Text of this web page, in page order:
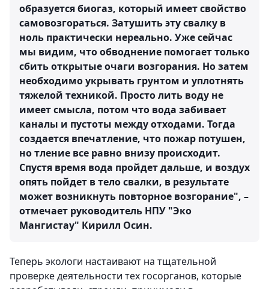
образуется биогаз, который имеет свойство
самовозгораться. Затушить эту свалку в
ноль практически нереально. Уже сейчас
мы видим, что обводнение помогает только
сбить открытые очаги возгорания. Но затем
необходимо укрывать грунтом и уплотнять
тяжелой техникой. Просто лить воду не
имеет смысла, потом что вода забивает
каналы и пустоты между отходами. Тогда
создается впечатление, что пожар потушен,
но тление все равно внизу происходит.
Спустя время вода пройдет дальше, и воздух
опять пойдет в тело свалки, в результате
может возникнуть повторное возгорание", –
отмечает руководитель НПУ "Эко
Мангистау" Кирилл Осин.
Теперь экологи настаивают на тщательной
проверке деятельности тех госорганов, которые